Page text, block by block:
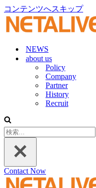
コンテンツへスキップ
NEWS
about us
Policy
Company
Partner
History
Recruit
検
索...
Contact Now